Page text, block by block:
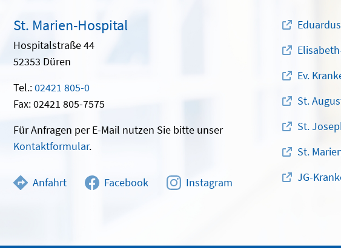
St. Marien-Hospital
Hospitalstraße 44
52353 Düren
Tel.:02421 805-0
Fax: 02421 805-7575
Für Anfragen per E-Mail nutzen Sie bitte unser
Kontaktformular.
Anfahrt Facebook Instagram
Ev.
St.
St.
St.
JG-